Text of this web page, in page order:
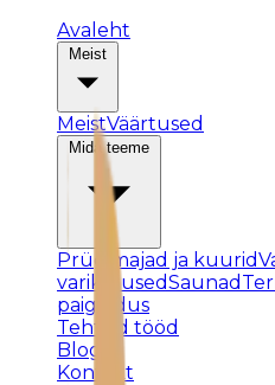
Avaleht
MeistVäärtused
Prügimajad ja kuurid
varikatusedSaunad
paigaldus
Tehtud tööd
Blogi
Kontakt